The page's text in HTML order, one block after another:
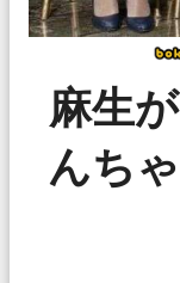
麻生
んち